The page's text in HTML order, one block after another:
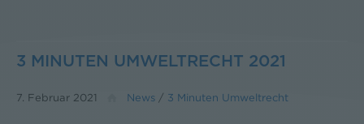
3 MINUTEN UMWELTRECHT 2021
7. Februar 2021 News / 3 Minuten Umweltrecht